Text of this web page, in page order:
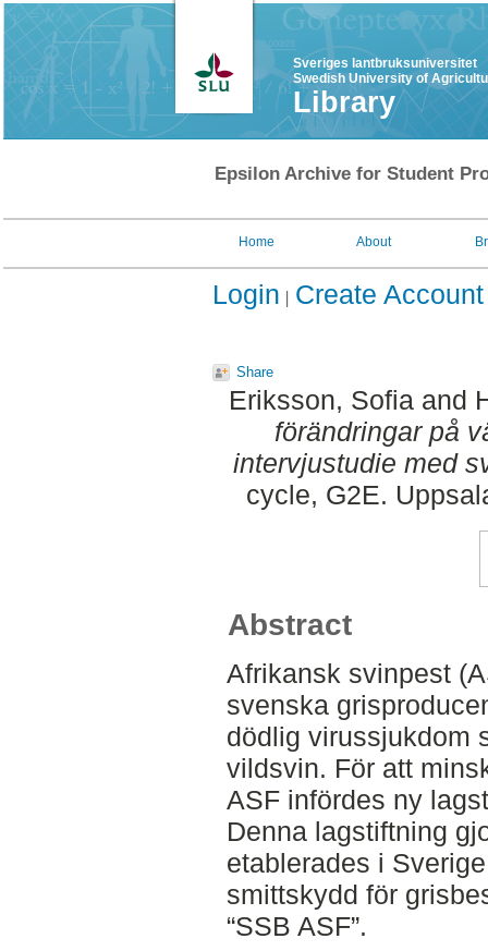
Sveriges lantbruksuniversitet
Swedish University of
Library
Epsilon Archive for Student
Home About
Login Create Account
Share
Eriksson, Sofia and
förändringar på
intervjustudie med
cycle, G2E.
Abstract
Afrikansk svinpest
svenska
dödlig virussjukdom
vildsvin. För att
ASF infördes ny
Denna lagstiftning
etablerades i
smittskydd för
“SSB ASF”.